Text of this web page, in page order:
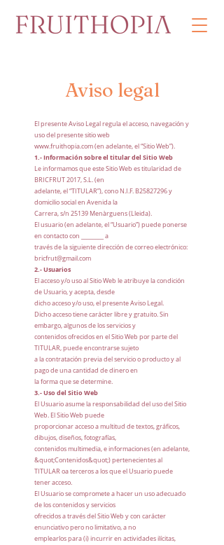
Aviso legal
El presente Aviso Legal regula el acceso, navegación y
uso del presente sitio web
www.fruithopia.com (en adelante, el “Sitio Web”).
1.- Información sobre el titular del Sitio Web
Le informamos que este Sitio Web es titularidad de
BRICFRUT 2017, S.L. (en
adelante, el “TITULAR”), cono N.I.F. B25827296 y
domicilio social en Avenida la
Carrera, s/n 25139 Menàrguens (Lleida).
El usuario (en adelante, el “Usuario”) puede ponerse
en contacto con ________ a
través de la siguiente dirección de correo electrónico:
bricfrut@gmail.com
2.- Usuarios
El acceso y/o uso al Sitio Web le atribuye la condición
de Usuario, y acepta, desde
dicho acceso y/o uso, el presente Aviso Legal.
Dicho acceso tiene carácter libre y gratuito. Sin
embargo, algunos de los servicios y
contenidos ofrecidos en el Sitio Web por parte del
TITULAR, puede encontrarse sujeto
a la contratación previa del servicio o producto y al
pago de una cantidad de dinero en
la forma que se determine.
3.- Uso del Sitio Web
El Usuario asume la responsabilidad del uso del Sitio
Web. El Sitio Web puede
proporcionar acceso a multitud de textos, gráficos,
dibujos, diseños, fotografías,
contenidos multimedia, e informaciones (en adelante,
&quot;Contenidos&quot;) pertenecientes al
TITULAR oa terceros a los que el Usuario puede
tener acceso.
El Usuario se compromete a hacer un uso adecuado
de los contenidos y servicios
ofrecidos a través del Sitio Web y con carácter
enunciativo pero no limitativo, a no
emplearlos para (i) incurrir en actividades ilícitas,